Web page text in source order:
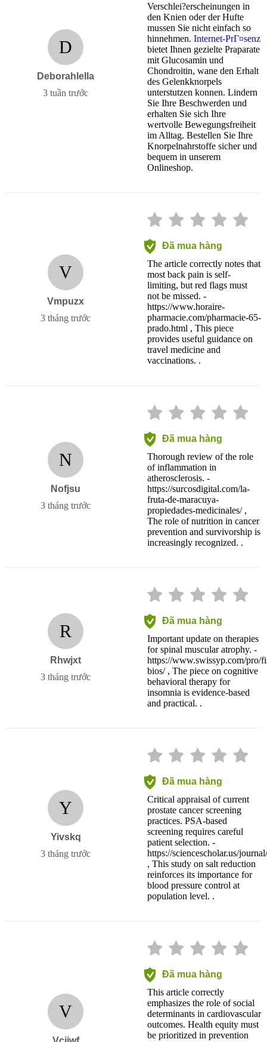
D
Deborahlella
3 tuần trước
Verschlei?erscheinungen in
den Knien oder der Hufte
mussen Sie nicht einfach so
hinnehmen. Internet-PrГ¤senz
bietet Ihnen gezielte Praparate
mit Glucosamin und
Chondroitin, wane den Erhalt
des Gelenkknorpels
unterstutzen konnen. Lindern
Sie Ihre Beschwerden und
erhalten Sie sich Ihre
wertvolle Bewegungsfreiheit
im Alltag. Bestellen Sie Ihre
Knorpelnahrstoffe sicher und
bequem in unserem
Onlineshop.
V
Vmpuzx
3 tháng trước
Đã mua hàng
The article correctly notes that
most back pain is self-
limiting, but red flags must
not be missed. -
https://www.horaire-
pharmacie.com/pharmacie-65-
prado.html , This piece
provides useful guidance on
travel medicine and
vaccinations. .
N
Nofjsu
3 tháng trước
Đã mua hàng
Thorough review of the role
of inflammation in
atherosclerosis. -
https://surcosdigital.com/la-
fruta-de-maracuya-
propiedades-medicinales/ ,
The role of nutrition in cancer
prevention and survivorship is
increasingly recognized. .
R
Rhwjxt
3 tháng trước
Đã mua hàng
Important update on therapies
for spinal muscular atrophy. -
https://www.swissyp.com/pro/
bios/ , The piece on cognitive
behavioral therapy for
insomnia is evidence-based
and practical. .
Y
Yivskq
3 tháng trước
Đã mua hàng
Critical appraisal of current
prostate cancer screening
practices. PSA-based
screening requires careful
patient selection. -
https://sciencescholar.us/
, This study on salt reduction
reinforces its importance for
blood pressure control at
population level. .
V
Đã mua hàng
This article correctly
emphasizes the role of social
determinants in cardiovascular
outcomes. Health equity must
be prioritized in prevention